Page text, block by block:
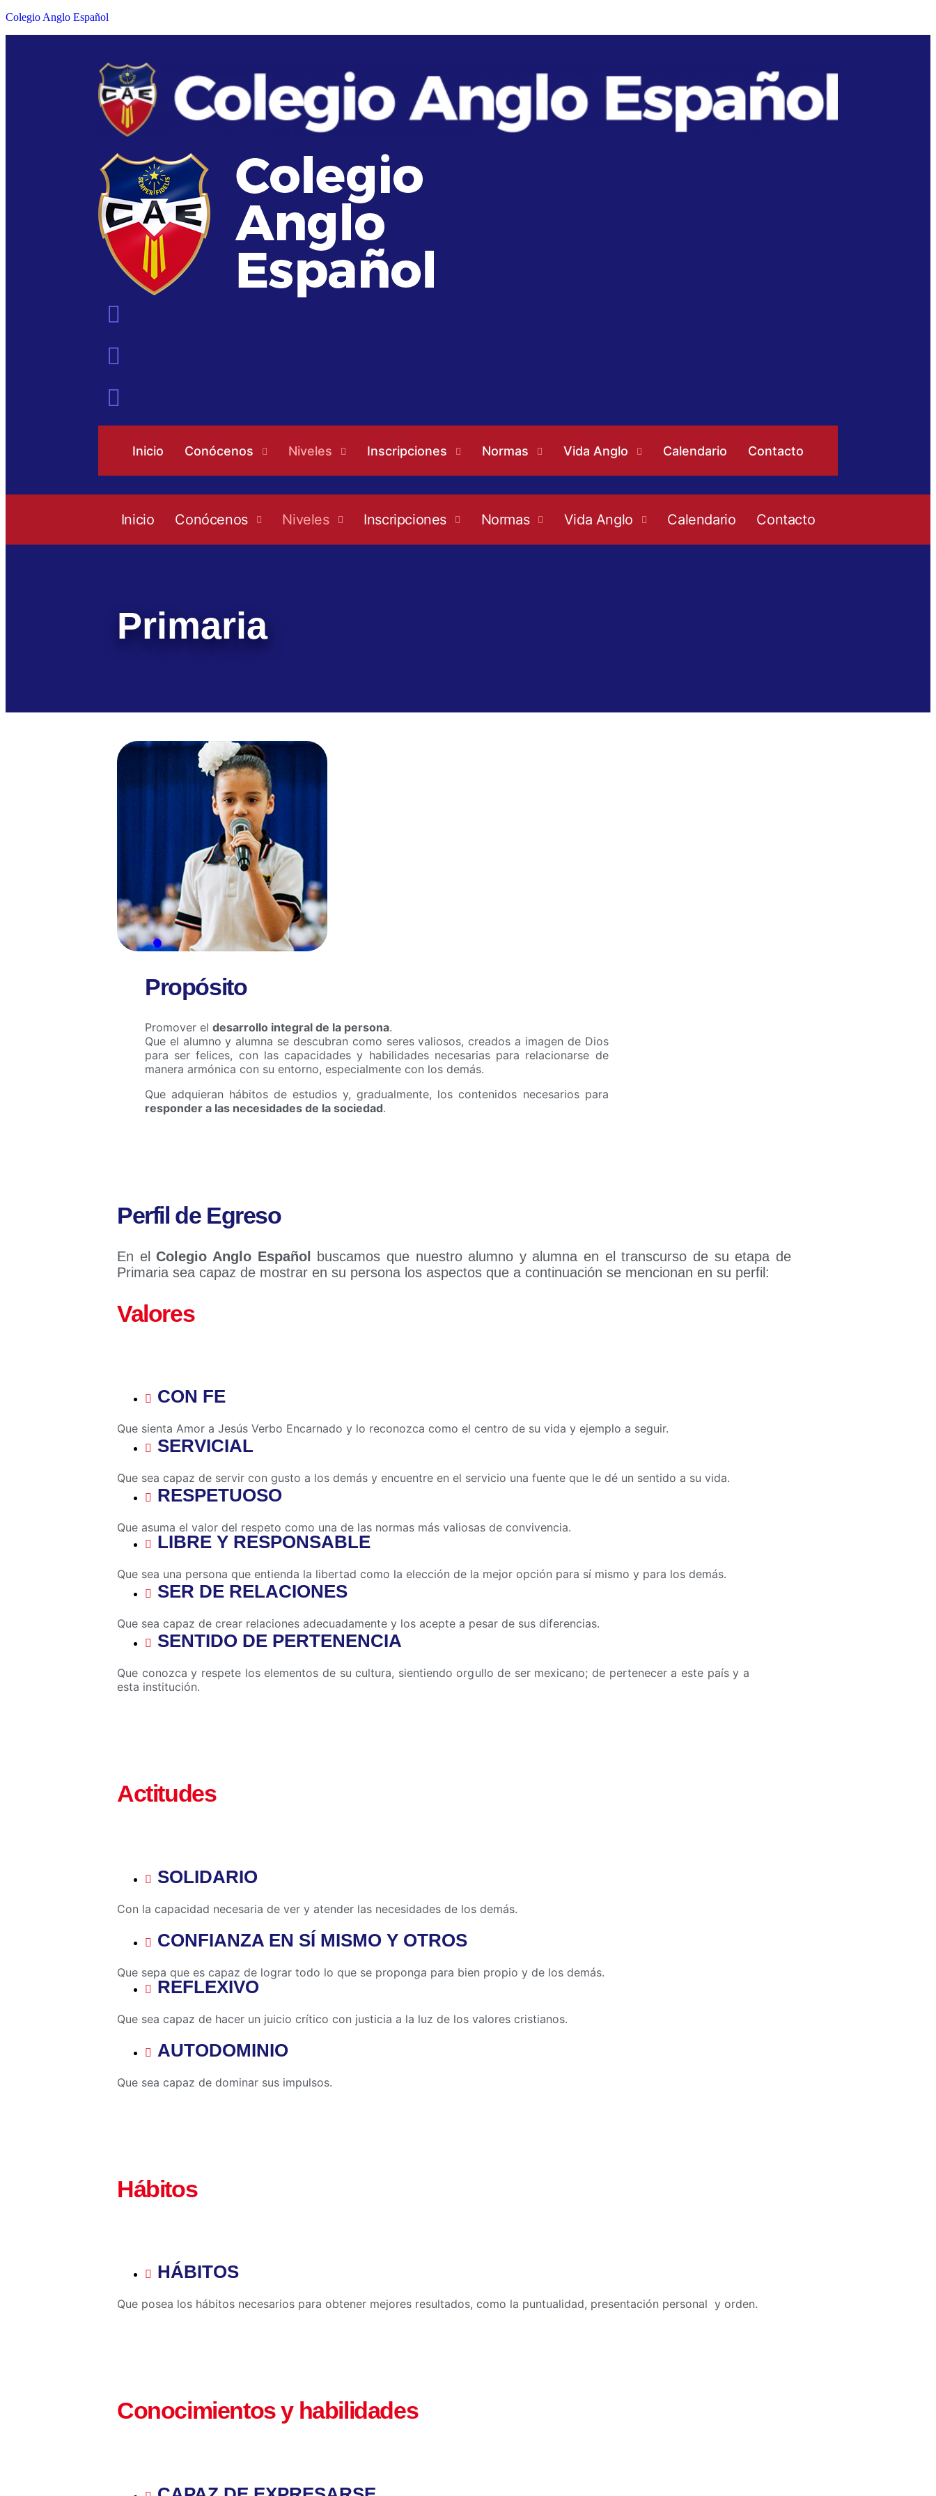
Colegio Anglo Español
Inicio Conócenos Niveles Inscripciones Normas Vida Anglo Calendario Contacto
Inicio Conócenos Niveles Inscripciones Normas Vida Anglo Calendario Contacto
Primaria
Propósito
Promover el desarrollo integral de la persona.
Que el alumno y alumna se descubran como seres valiosos, creados a imagen de Dios
para ser felices, con las capacidades y habilidades necesarias para relacionarse de
manera armónica con su entorno, especialmente con los demás.
Que adquieran hábitos de estudios y, gradualmente, los contenidos necesarios para
responder a las necesidades de la sociedad.
Perfil de Egreso
En elColegio Anglo Español
buscamos que nuestro alumno y alumna en el transcurso de su etapa de
Primaria sea capaz de mostrar en su persona los aspectos que a continuación se mencionan en su perfil:
Valores
CON FE
Que sienta Amor a Jesús Verbo Encarnado y lo reconozca como el centro de su vida y ejemplo a seguir.
SERVICIAL
Que sea capaz de servir con gusto a los demás y encuentre en el servicio una fuente que le dé un sentido a su vida.
RESPETUOSO
Que asuma el valor del respeto como una de las normas más valiosas de convivencia.
LIBRE Y RESPONSABLE
Que sea una persona que entienda la libertad como la elección de la mejor opción para sí mismo y para los demás.
SER DE RELACIONES
Que sea capaz de crear relaciones adecuadamente y los acepte a pesar de sus diferencias.
SENTIDO DE PERTENENCIA
Que conozca y respete los elementos de su cultura, sientiendo orgullo de ser mexicano; de pertenecer a este país y a
esta institución.
Actitudes
SOLIDARIO
Con la capacidad necesaria de ver y atender las necesidades de los demás.
CONFIANZA EN SÍ MISMO Y OTROS
Que sepa que es capaz de lograr todo lo que se proponga para bien propio y de los demás.
REFLEXIVO
Que sea capaz de hacer un juicio crítico con justicia a la luz de los valores cristianos.
AUTODOMINIO
Que sea capaz de dominar sus impulsos.
Hábitos
HÁBITOS
Que posea los hábitos necesarios para obtener mejores resultados, como la puntualidad, presentación personal y orden.
Conocimientos y habilidades